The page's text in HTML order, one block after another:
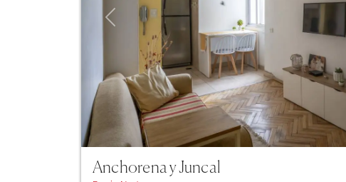
Previous
Anchorena y Juncal